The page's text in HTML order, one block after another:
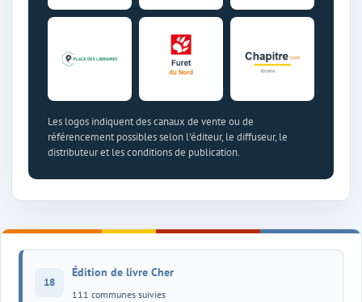
Les logos indiquent des canaux de vente ou de
référencement possibles selon l'éditeur, le diffuseur, le
distributeur et les conditions de publication.
18
Édition de livre Cher
111 communes suivies